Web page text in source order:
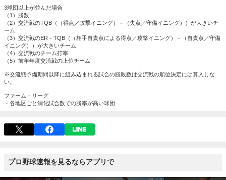
3球団以上が並んだ場合
（1）勝数
（2）交流戦のTQB（（得点／攻撃イニング）－（失点／守備イニング））が大きいチ
ーム
（3）交流戦のER－TQB（（相手自責点による得点／攻撃イニング）－（自責点／守備
イニング））が大きいチーム
（4）交流戦のチーム打率
（5）前年年度交流戦の上位チーム
※交流戦予備期間以降に組み込まれる試合の勝敗数は交流戦の順位決定には算入しな
い。
ファーム・リーグ
・各地区ごと消化試合数での勝率が高い球団
プロ野球速報を見るならアプリで